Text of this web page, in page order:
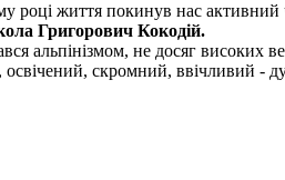
життя покинув нас активний
Григорович Кокодій.
альпінізмом, не досяг високих
освічений, скромний, ввічливий -